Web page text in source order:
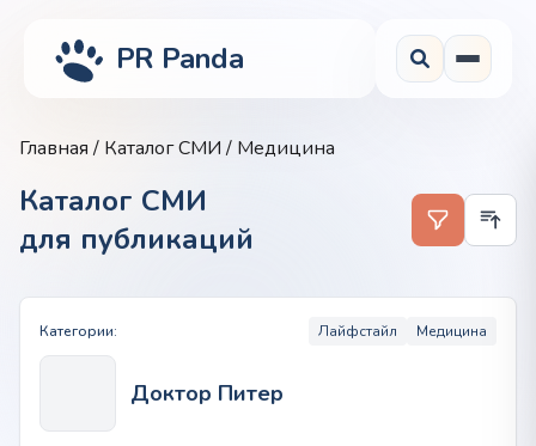
PR Panda
Главная/ Каталог СМИ/ Медицина
Каталог СМИ
для публикаций
Категории: Лайфстайл Медицина
Доктор Питер